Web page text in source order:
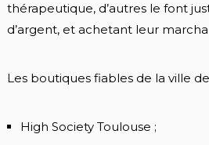
thérapeutique, d’autres le font
d’argent, et achetant leur
Les boutiques fiables de la ville
High Society Toulouse ;